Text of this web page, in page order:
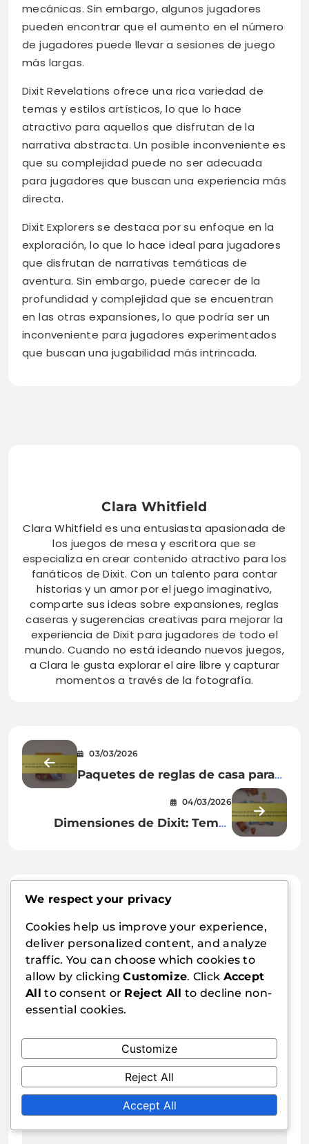
mecánicas. Sin embargo, algunos jugadores
pueden encontrar que el aumento en el número
de jugadores puede llevar a sesiones de juego
más largas.
Dixit Revelations ofrece una rica variedad de
temas y estilos artísticos, lo que lo hace
atractivo para aquellos que disfrutan de la
narrativa abstracta. Un posible inconveniente es
que su complejidad puede no ser adecuada
para jugadores que buscan una experiencia más
directa.
Dixit Explorers se destaca por su enfoque en la
exploración, lo que lo hace ideal para jugadores
que disfrutan de narrativas temáticas de
aventura. Sin embargo, puede carecer de la
profundidad y complejidad que se encuentran
en las otras expansiones, lo que podría ser un
inconveniente para jugadores experimentados
que buscan una jugabilidad más intrincada.
Clara Whitfield
Clara Whitfield es una entusiasta apasionada de
los juegos de mesa y escritora que se
especializa en crear contenido atractivo para los
fanáticos de Dixit. Con un talento para contar
historias y un amor por el juego imaginativo,
comparte sus ideas sobre expansiones, reglas
caseras y sugerencias creativas para mejorar la
experiencia de Dixit para jugadores de todo el
mundo. Cuando no está ideando nuevos juegos,
a Clara le gusta explorar el aire libre y capturar
momentos a través de la fotografía.
03/03/2026
Paquetes de reglas de casa para
juego en solitario de Dixit:
Adaptaciones para un solo
jugador, Desafíos de cartas,
04/03/2026
Dimensiones de Dixit: Temas
Leave a Reply
Your email address will not be published.
Required fields are marked*
Comment*
We respect your privacy
Cookies help us improve your experience,
deliver personalized content, and analyze
traffic. You can choose which cookies to
allow by clickingCustomize. Click Accept
All to consent or Reject All to decline non-
essential cookies.
Customize
Reject All
Accept All